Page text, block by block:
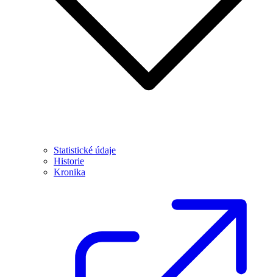
Statistické údaje
Historie
Kronika